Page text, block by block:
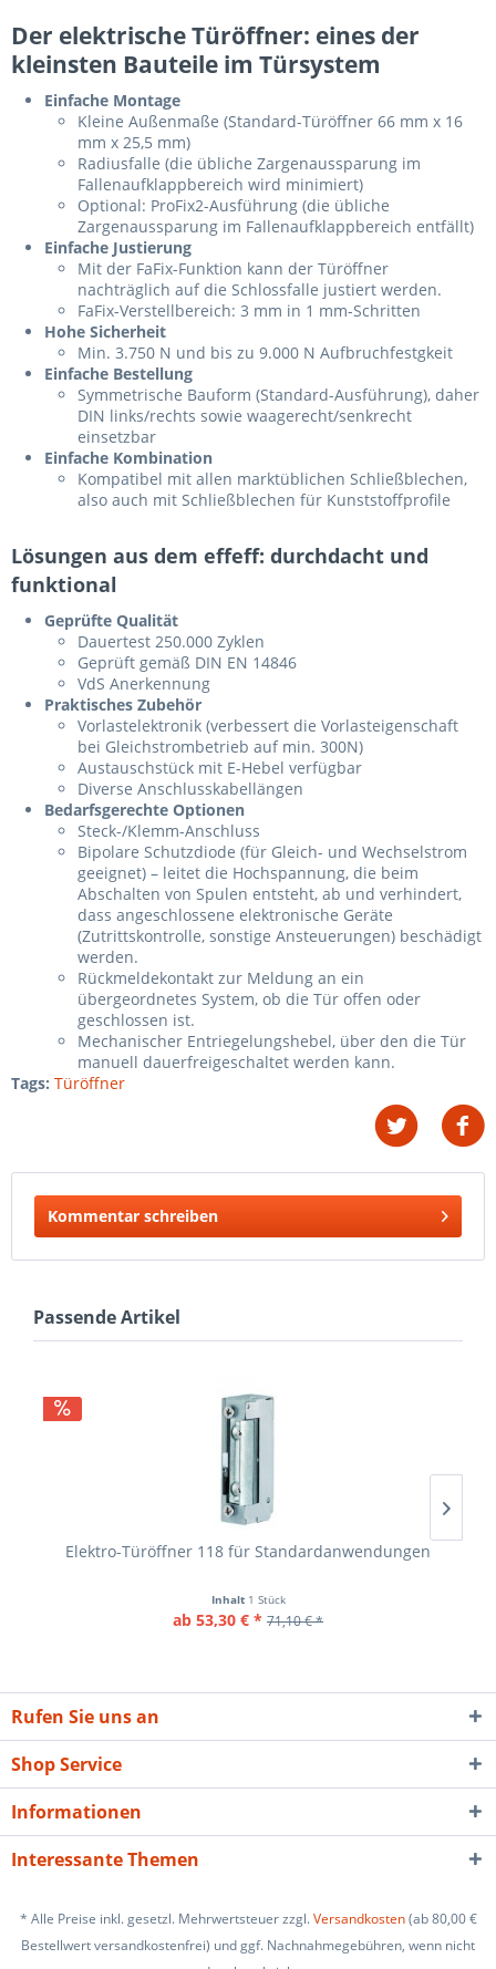
Der elektrische Türöffner: eines der
kleinsten Bauteile im Türsystem
Einfache Montage
Kleine Außenmaße (Standard-Türöffner 66 mm x 16
mm x 25,5 mm)
Radiusfalle (die übliche Zargenaussparung im
Fallenaufklappbereich wird minimiert)
Optional: ProFix2-Ausführung (die übliche
Zargenaussparung im Fallenaufklappbereich entfällt)
Einfache Justierung
Mit der FaFix-Funktion kann der Türöffner
nachträglich auf die Schlossfalle justiert werden.
FaFix-Verstellbereich: 3 mm in 1 mm-Schritten
Hohe Sicherheit
Min. 3.750 N und bis zu 9.000 N Aufbruchfestgkeit
Einfache Bestellung
Symmetrische Bauform (Standard-Ausführung), daher
DIN links/rechts sowie waagerecht/senkrecht
einsetzbar
Einfache Kombination
Kompatibel mit allen marktüblichen Schließblechen,
also auch mit Schließblechen für Kunststoffprofile
Lösungen aus dem effeff: durchdacht und
funktional
Geprüfte Qualität
Dauertest 250.000 Zyklen
Geprüft gemäß DIN EN 14846
VdS Anerkennung
Praktisches Zubehör
Vorlastelektronik (verbessert die Vorlasteigenschaft
bei Gleichstrombetrieb auf min. 300N)
Austauschstück mit E-Hebel verfügbar
Diverse Anschlusskabellängen
Bedarfsgerechte Optionen
Steck-/Klemm-Anschluss
Bipolare Schutzdiode (für Gleich- und Wechselstrom
geeignet) – leitet die Hochspannung, die beim
Abschalten von Spulen entsteht, ab und verhindert,
dass angeschlossene elektronische Geräte
(Zutrittskontrolle, sonstige Ansteuerungen) beschädigt
werden.
Rückmeldekontakt zur Meldung an ein
übergeordnetes System, ob die Tür offen oder
geschlossen ist.
Mechanischer Entriegelungshebel, über den die Tür
manuell dauerfreigeschaltet werden kann.
Tags: Türöffner
Kommentar schreiben
Passende Artikel
Elektro-Türöffner 118 für Standardanwendungen
Inhalt 1 Stück
ab 53,30 € * 71,10 € *
Rufen Sie uns an
Shop Service
Informationen
Interessante Themen
* Alle Preise inkl. gesetzl. Mehrwertsteuer zzgl.Versandkosten(ab 80,00 €
Bestellwert versandkostenfrei) und ggf. Nachnahmegebühren, wenn nicht